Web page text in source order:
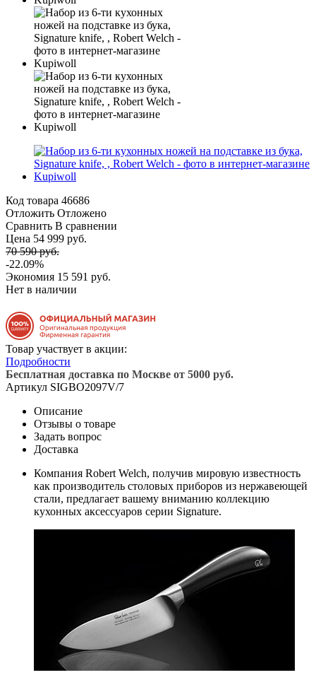
Код товара 46686
Отложить Отложено
Сравнить В сравнении
Цена 54 999 руб.
70 590 руб.
-22.09%
Экономия 15 591 руб.
Нет в наличии
Товар участвует в акции:
Подробности
Бесплатная доставка по Москве от 5000 руб.
Артикул SIGBO2097V/7
Описание
Отзывы о товаре
Задать вопрос
Доставка
Компания Robert Welch, получив мировую известность
как производитель столовых приборов из нержавеющей
стали, предлагает вашему вниманию коллекцию
кухонных аксессуаров серии Signature.